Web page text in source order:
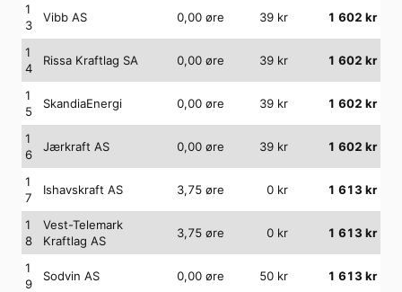
1
3
Vibb AS 0,00 øre 39 kr 1 602 kr
1
4
Rissa Kraftlag SA 0,00 øre 39 kr 1 602 kr
1
5
SkandiaEnergi 0,00 øre 39 kr 1 602 kr
1
6
Jærkraft AS 0,00 øre 39 kr 1 602 kr
1
7
Ishavskraft AS 3,75 øre 0 kr 1 613 kr
1
8
Vest-Telemark
Kraftlag AS
3,75 øre 0 kr 1 613 kr
1
9
Sodvin AS 0,00 øre 50 kr 1 613 kr